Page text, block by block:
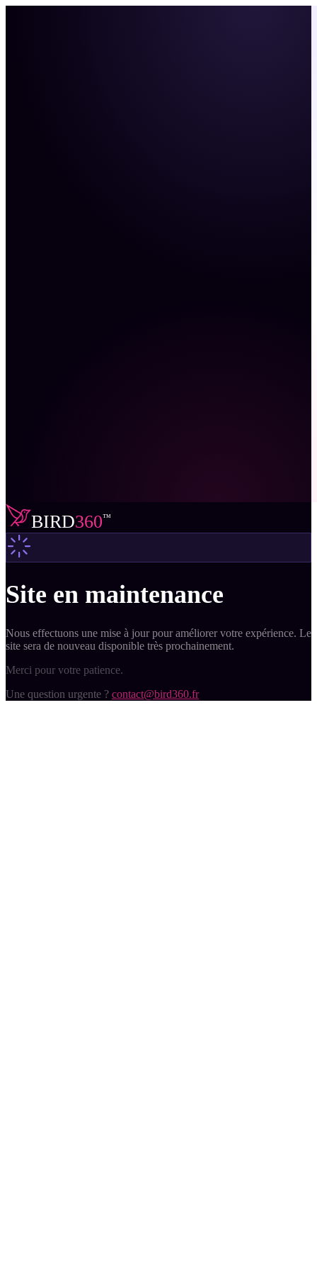
BIRD360™
Site en maintenance
Nous effectuons une mise à jour pour améliorer votre expérience. Le
site sera de nouveau disponible très prochainement.
Merci pour votre patience.
Une question urgente ? contact@bird360.fr